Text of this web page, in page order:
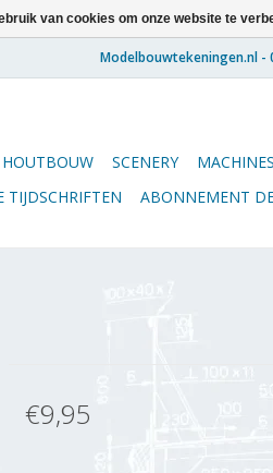
HOUTBOUW SCENERY MACHINES
TIJDSCHRIFTEN ABONNEMENT
€9,95
van cookies om onze website te